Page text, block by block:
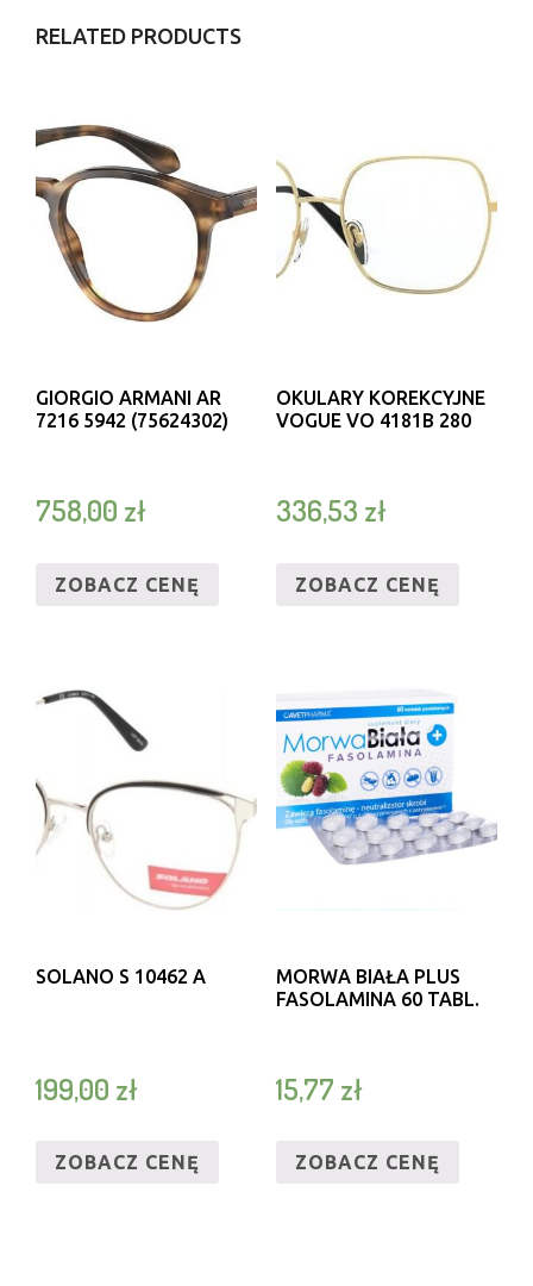
RELATED PRODUCTS
GIORGIO ARMANI AR
7216 5942 (75624302)
758,00 zł
ZOBACZ CENĘ
OKULARY KOREKCYJNE
VOGUE VO 4181B 280
336,53 zł
ZOBACZ CENĘ
SOLANO S 10462 A
199,00 zł
ZOBACZ CENĘ
MORWA BIAŁA PLUS
FASOLAMINA 60 TABL.
15,77 zł
ZOBACZ CENĘ